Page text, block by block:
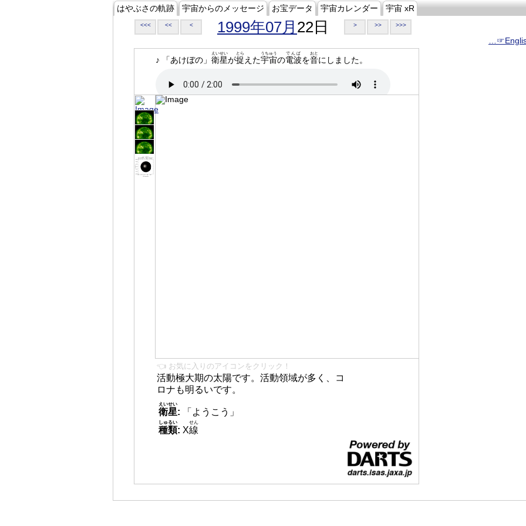
はやぶさの軌跡 宇宙からのメッセージ お宝データ 宇宙カレンダー 宇宙 xR
<<< << < 1999年07月 22日 > >> >>>
♪ 「あけぼの」 衛星
えいせい
が捉
とら
えた宇宙
うちゅう
の電波
でんぱ
を音
おと
にしました。
👈 お気に入りのアイコンをクリック！
活動極大期の太陽です。活動領域が多く、コ
ロナも明るいです。
衛星
えいせい
:
「ようこう」
種類
しゅるい
: X線
せん